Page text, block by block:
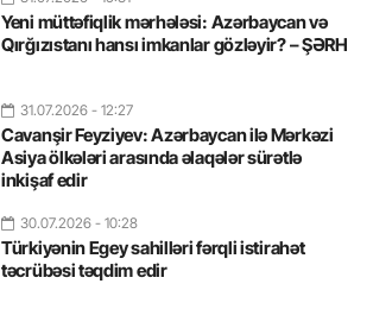
Yeni müttəfiqlik mərhələsi: Azərbaycan və
Qırğızıstanı hansı imkanlar gözləyir? – ŞƏRH
31.07.2026 - 12:27
Cavanşir Feyziyev: Azərbaycan ilə Mərkəzi
Asiya ölkələri arasında əlaqələr sürətlə
inkişaf edir
30.07.2026 - 10:28
Türkiyənin Egey sahilləri fərqli istirahət
təcrübəsi təqdim edir